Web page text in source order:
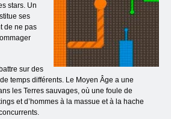
stars. Un
ses
de ne pas
sur des
temps différents. Le Moyen Âge a une
les Terres sauvages, où une foule de
et d’hommes à la massue et à la hache